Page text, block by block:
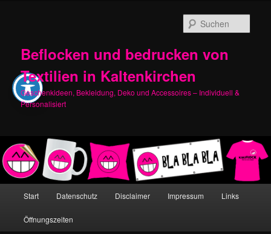
Beflocken und bedrucken von
Textilien in Kaltenkirchen
Geschenkideen, Bekleidung, Deko und Accessoires – Individuell &
Personalisiert
Start Datenschutz Disclaimer Impressum Links
Öffnungszeiten